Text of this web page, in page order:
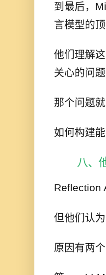
到最后，
言模型的顶
他们理解
关心的问题
那个问题就
如何构建
八、
Reflection
但他们认
原因有两个